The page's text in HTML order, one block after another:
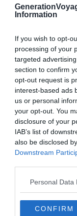
Information
If you wish to opt-
processing of your
targeted
section to confirm
opt-out request is
interest-based ads
us or personal
your opt-out. You
disclosure of your
IAB’s list of
also be disclosed
Downstream
Personal Data
CONFIRM
aire de jeux bien
L’entrée est
(4,30 € par
l’année. Si vous
couverture sur la
n’hésitez pas à
ville, vous pouvez
min.
6. La